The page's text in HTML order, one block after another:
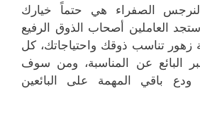
الصفراء هي حتماً خيارك
العاملين أصحاب الذوق الرفيع
زهور تناسب ذوقك واحتياجاتك، كل
البائع عن المناسبة، ومن سوف
ودع باقي المهمة على البائعين